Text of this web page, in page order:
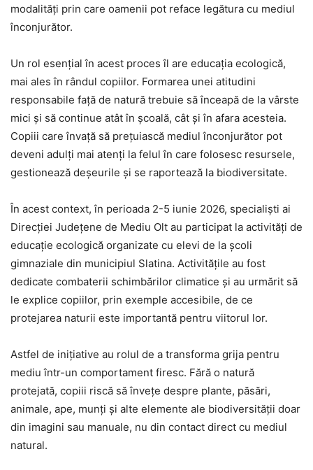
modalități prin care oamenii pot reface legătura cu mediul
înconjurător.
Un rol esențial în acest proces îl are educația ecologică,
mai ales în rândul copiilor. Formarea unei atitudini
responsabile față de natură trebuie să înceapă de la vârste
mici și să continue atât în școală, cât și în afara acesteia.
Copiii care învață să prețuiască mediul înconjurător pot
deveni adulți mai atenți la felul în care folosesc resursele,
gestionează deșeurile și se raportează la biodiversitate.
În acest context, în perioada 2-5 iunie 2026, specialiști ai
Direcției Județene de Mediu Olt au participat la activități de
educație ecologică organizate cu elevi de la școli
gimnaziale din municipiul Slatina. Activitățile au fost
dedicate combaterii schimbărilor climatice și au urmărit să
le explice copiilor, prin exemple accesibile, de ce
protejarea naturii este importantă pentru viitorul lor.
Astfel de inițiative au rolul de a transforma grija pentru
mediu într-un comportament firesc. Fără o natură
protejată, copiii riscă să învețe despre plante, păsări,
animale, ape, munți și alte elemente ale biodiversității doar
din imagini sau manuale, nu din contact direct cu mediul
natural.